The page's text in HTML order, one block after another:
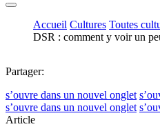
Accueil Cultures Toutes
DSR : comment y voir un
Partager:
s’ouvre dans un nouvel onglet
s’ouvre dans un nouvel onglet
Article